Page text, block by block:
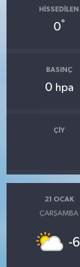
HISSEDILEN
0°
BASINÇ
0 hpa
ÇIY
21 OCAK
ÇARŞAMBA
-6